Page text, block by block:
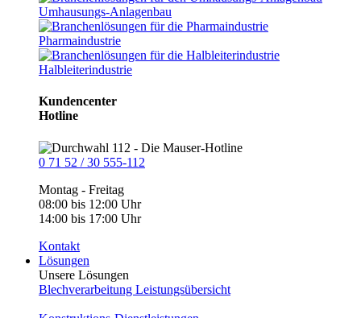
Umhausungs-Anlagenbau
Pharmaindustrie
Halbleiterindustrie
Kundencenter
Hotline
0 71 52 / 30 555-112
Montag - Freitag
08:00 bis 12:00 Uhr
14:00 bis 17:00 Uhr
Kontakt
Lösungen
Unsere Lösungen
Blechverarbeitung Leistungsübersicht